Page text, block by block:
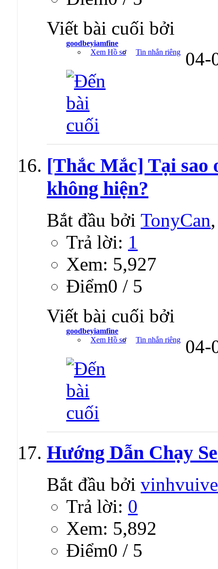
Viết bài cuối bởi
goodbeyiamfine
Xem Hồ sơ
Tin nhắn riêng 04-
[Thắc Mắc] Tại sao
không hiện?
Bắt đầu bởi TonyCan
Trả lời: 1
Xem: 5,927
Ðiểm0 / 5
Viết bài cuối bởi
goodbeyiamfine
Xem Hồ sơ
Tin nhắn riêng 04-
Hướng Dẫn Chạy
Bắt đầu bởi
Trả lời: 0
Xem: 5,892
Ðiểm0 / 5